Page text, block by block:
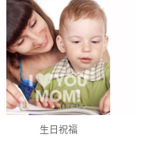
生日祝福